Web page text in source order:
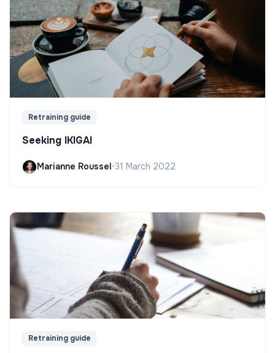
Retraining guide
Seeking IKIGAI
Marianne Roussel •31 March 2022
Retraining guide